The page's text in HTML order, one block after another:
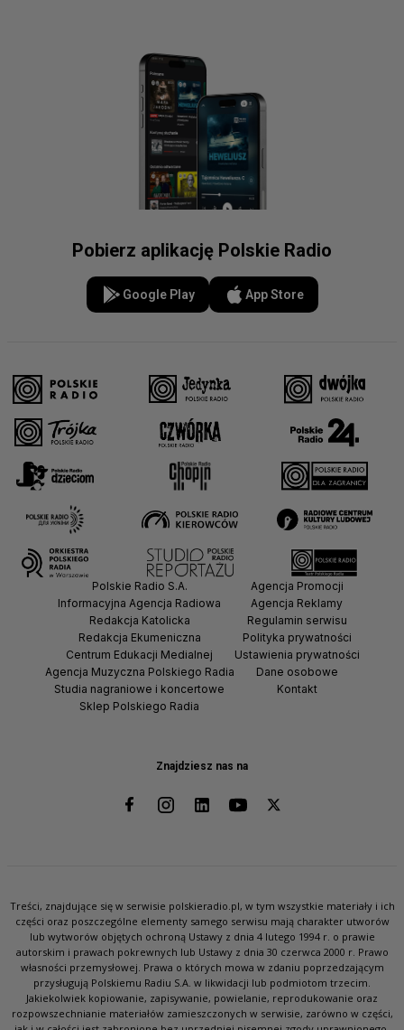
Pobierz aplikację Polskie Radio
Google Play App Store
Znajdziesz nas na
Polskie Radio S.A.
Informacyjna Agencja Radiowa
Redakcja Katolicka
Redakcja Ekumeniczna
Centrum Edukacji Medialnej
Agencja Muzyczna Polskiego Radia
Studia nagraniowe i koncertowe
Sklep Polskiego Radia
Agencja Promocji
Agencja Reklamy
Regulamin serwisu
Polityka prywatności
Ustawienia prywatności
Dane osobowe
Kontakt
Treści, znajdujące się w serwisie polskieradio.pl, w tym wszystkie materiały i ich
części oraz poszczególne elementy samego serwisu mają charakter utworów
lub wytworów objętych ochroną Ustawy z dnia 4 lutego 1994 r. o prawie
autorskim i prawach pokrewnych lub Ustawy z dnia 30 czerwca 2000 r. Prawo
własności przemysłowej. Prawa o których mowa w zdaniu poprzedzającym
przysługują Polskiemu Radiu S.A. w likwidacji lub podmiotom trzecim.
Jakiekolwiek kopiowanie, zapisywanie, powielanie, reprodukowanie oraz
rozpowszechnianie materiałów zamieszczonych w serwisie, zarówno w części,